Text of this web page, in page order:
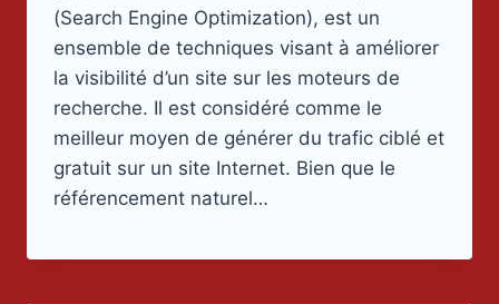
(Search Engine Optimization), est un
ensemble de techniques visant à améliorer
la visibilité d’un site sur les moteurs de
recherche. Il est considéré comme le
meilleur moyen de générer du trafic ciblé et
gratuit sur un site Internet. Bien que le
référencement naturel…